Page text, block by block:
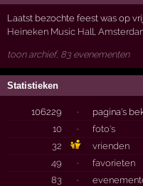
Laatst bezochte feest was op
Heineken Music Hall ,
toon archief, 83 evenementen
Statistieken
106229 ·
pagina's
10
·
foto's
32
vrienden
49
·
favorieten
83
·